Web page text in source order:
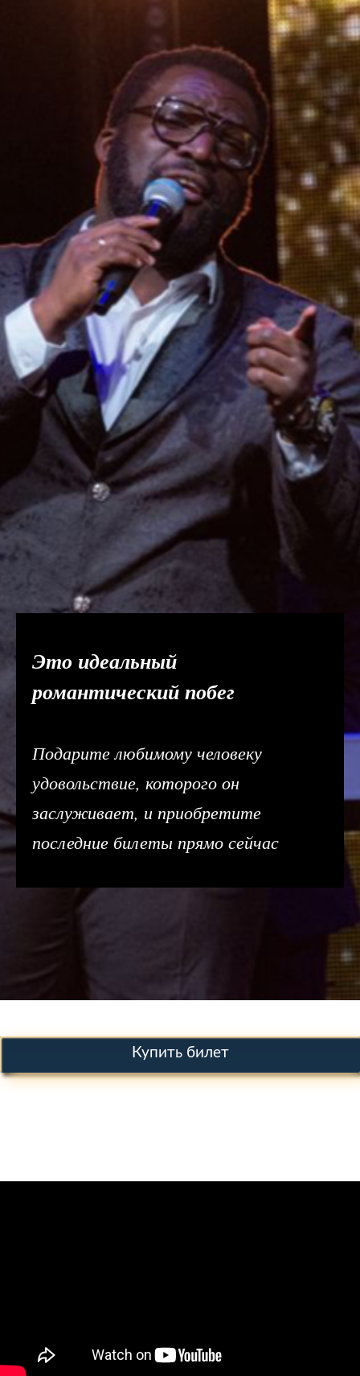
Это идеальный
романтический побег
Подарите любимому человеку
удовольствие, которого он
заслуживает, и приобретите
последние билеты прямо сейчас
Купить билет